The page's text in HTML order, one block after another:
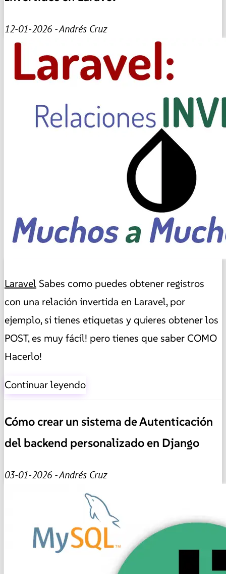
12-01-2026 - Andrés Cruz
Laravel Sabes como puedes obtener registros
con una relación invertida en Laravel, por
ejemplo, si tienes etiquetas y quieres obtener los
POST, es muy fácil! pero tienes que saber COMO
Hacerlo!
Continuar leyendo
Cómo crear un sistema de Autenticación
del backend personalizado en Django
03-01-2026 - Andrés Cruz